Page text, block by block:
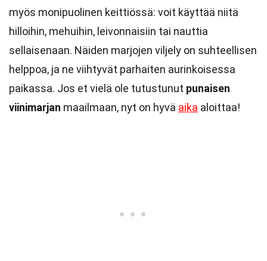
myös monipuolinen keittiössä: voit käyttää niitä
hilloihin, mehuihin, leivonnaisiin tai nauttia
sellaisenaan. Näiden marjojen viljely on suhteellisen
helppoa, ja ne viihtyvät parhaiten aurinkoisessa
paikassa. Jos et vielä ole tutustunut punaisen
viinimarjan maailmaan, nyt on hyvä aika aloittaa!